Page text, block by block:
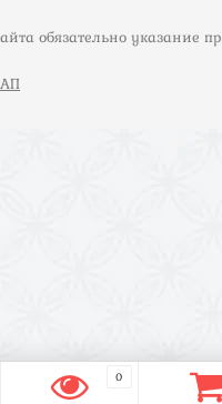
обязательно указание
0